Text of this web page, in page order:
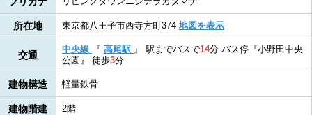
所在地 東京都八王子市西寺方町374 地図を表示
交通
中央線 『 高尾駅 』 駅までバスで14分 バス停『小野田中央
公園』 徒歩3分
建物構造 軽量鉄骨
建物階建 2階